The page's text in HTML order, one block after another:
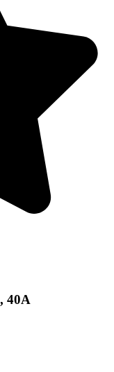
40А